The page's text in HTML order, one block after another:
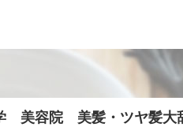
美容院 美髪・ツヤ髪大